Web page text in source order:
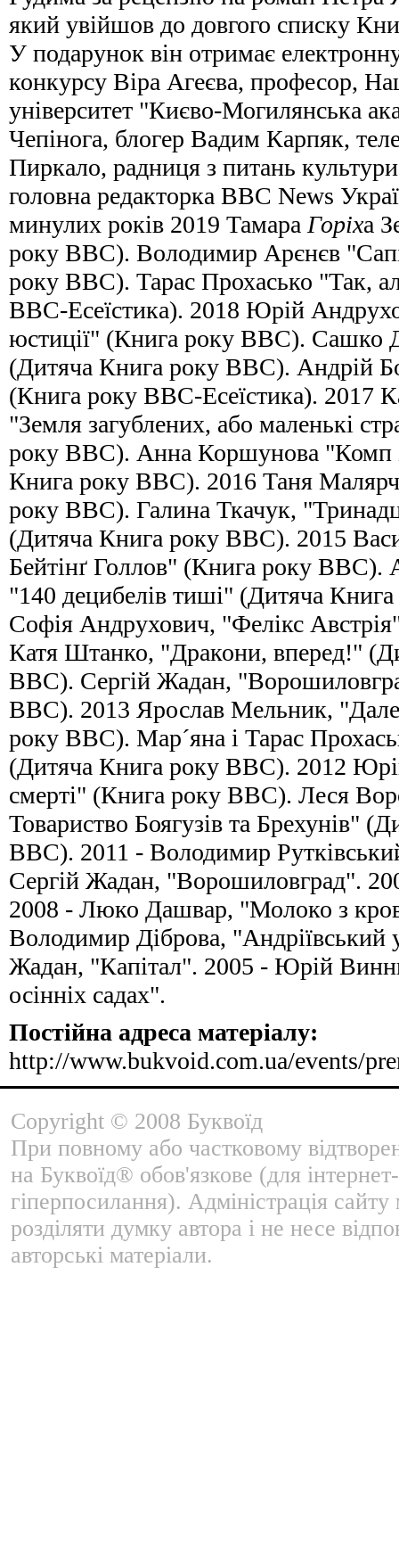
який увійшов до довгого списку
У подарунок він отримає
конкурсу Віра Агеєва, професор,
університет "Києво-Могилянська
Чепінога, блогер Вадим Карпяк,
Пиркало, радниця з питань
головна редакторка ВВС News
минулих років 2019 Тамара Горіха
року ВВС). Володимир Арєнєв
року ВВС). Тарас Прохасько "Так,
ВВС-Есеїстика). 2018 Юрій
юстиції" (Книга року ВВС). Сашко
(Дитяча Книга року ВВС). Андрій
(Книга року ВВС-Есеїстика). 2017
"Земля загублених, або маленькі
року ВВС). Анна Коршунова "Комп
Книга року ВВС). 2016 Таня
року BBC). Галина Ткачук,
(Дитяча Книга року ВВС). 2015
Бейтінґ Голлов" (Книга року BBC).
"140 децибелів тиші" (Дитяча
Софія Андрухович, "Фелікс
Катя Штанко, "Дракони, вперед!"
ВВС). Сергій Жадан,
ВВС). 2013 Ярослав Мельник,
року BBC). Мар´яна і Тарас
(Дитяча Книга року ВВС). 2012
смерті" (Книга року ВВС). Леся
Товариство Боягузів та Брехунів"
ВВС). 2011 - Володимир
Сергій Жадан, "Ворошиловград".
2008 - Люко Дашвар, "Молоко з
Володимир Діброва, "Андріївський
Жадан, "Капітал". 2005 - Юрій
осінніх садах".
Постійна адреса матеріалу:
http://www.bukvoid.com.ua/events/
Copyright © 2008 Буквоїд
При повному або частковому
на Буквоїд® обов'язкове (для
гіперпосилання). Адміністрація
розділяти думку автора і не несе
авторські матеріали.